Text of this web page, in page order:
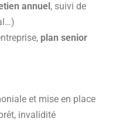
annuel , suivi de
plan senior
et mise en place
invalidité